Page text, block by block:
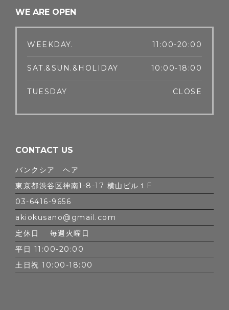
WE ARE OPEN
WEEKDAY. 11:00-20:00
SAT.&SUN.&HOLIDAY 10:00-18:00
TUESDAY CLOSE
CONTACT US
バンクシア ヘア
東京都渋谷区神南1-8-17 横山ビル１F
03-6416-9656
akiokusano@gmail.com
定休日 毎週火曜日
平日 11:00-20:00
土日祝 10:00-18:00